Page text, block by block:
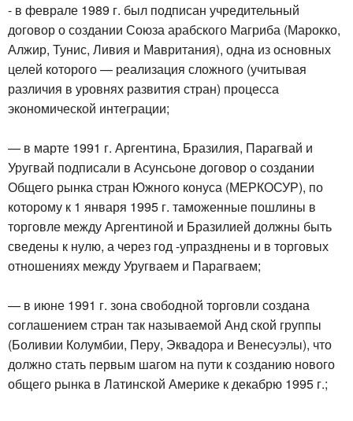
- в феврале 1989 г. был подписан учредительный
договор о создании Союза арабского Магриба (Марокко,
Алжир, Тунис, Ливия и Мавритания), одна из основных
целей которого — реализация сложного (учитывая
различия в уровнях развития стран) процесса
экономической интеграции;
— в марте 1991 г. Аргентина, Бразилия, Парагвай и
Уругвай подписали в Асунсьоне договор о создании
Общего рынка стран Южного конуса (МЕРКОСУР), по
которому к 1 января 1995 г. таможенные пошлины в
торговле между Аргентиной и Бразилией должны быть
сведены к нулю, а через год -упразднены и в торговых
отношениях между Уругваем и Парагваем;
— в июне 1991 г. зона свободной торговли создана
соглашением стран так называемой Анд ской группы
(Боливии Колумбии, Перу, Эквадора и Венесуэлы), что
должно стать первым шагом на пути к созданию нового
общего рынка в Латинской Америке к декабрю 1995 г.;